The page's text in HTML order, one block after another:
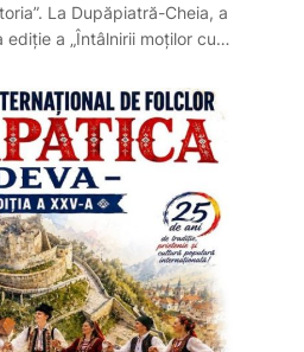
La Dupăpiatră-Cheia, a
a „Întâlnirii moților cu…